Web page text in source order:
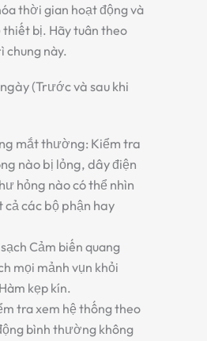
thời gian hoạt động và
thiết bị. Hãy tuân theo
chung này.
(Trước và sau khi
mắt thường: Kiểm tra
nào bị lỏng, dây điện
hỏng nào có thể nhìn
các bộ phận hay
Cảm biến quang
mọi mảnh vụn khỏi
Hàm kẹp kín.
tra xem hệ thống theo
bình thường không